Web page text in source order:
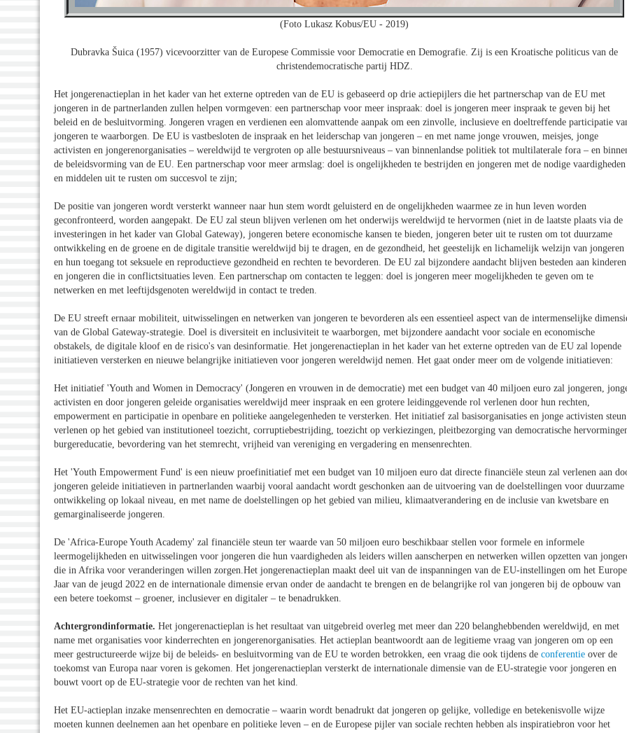
(Foto Lukasz Kobus/EU - 2019)
Dubravka Šuica (1957) vicevoorzitter van de Europese Commissie voor Democratie en Demografie. Zij is een Kroatische politicus van de
christendemocratische partij HDZ.
Het jongerenactieplan in het kader van het externe optreden van de EU is gebaseerd op drie actiepijlers die het partnerschap van de EU met
jongeren in de partnerlanden zullen helpen vormgeven: een partnerschap voor meer inspraak: doel is jongeren meer inspraak te geven bij het
beleid en de besluitvorming. Jongeren vragen en verdienen een alomvattende aanpak om een zinvolle, inclusieve en doeltreffende participatie
jongeren te waarborgen. De EU is vastbesloten de inspraak en het leiderschap van jongeren – en met name jonge vrouwen, meisjes, jonge
activisten en jongerenorganisaties – wereldwijd te vergroten op alle bestuursniveaus – van binnenlandse politiek tot multilaterale fora – en
de beleidsvorming van de EU. Een partnerschap voor meer armslag: doel is ongelijkheden te bestrijden en jongeren met de nodige vaardigheden
en middelen uit te rusten om succesvol te zijn;
De positie van jongeren wordt versterkt wanneer naar hun stem wordt geluisterd en de ongelijkheden waarmee ze in hun leven worden
geconfronteerd, worden aangepakt. De EU zal steun blijven verlenen om het onderwijs wereldwijd te hervormen (niet in de laatste plaats via de
investeringen in het kader van Global Gateway), jongeren betere economische kansen te bieden, jongeren beter uit te rusten om tot duurzame
ontwikkeling en de groene en de digitale transitie wereldwijd bij te dragen, en de gezondheid, het geestelijk en lichamelijk welzijn van jongeren
en hun toegang tot seksuele en reproductieve gezondheid en rechten te bevorderen. De EU zal bijzondere aandacht blijven besteden aan kinderen
en jongeren die in conflictsituaties leven. Een partnerschap om contacten te leggen: doel is jongeren meer mogelijkheden te geven om te
netwerken en met leeftijdsgenoten wereldwijd in contact te treden.
De EU streeft ernaar mobiliteit, uitwisselingen en netwerken van jongeren te bevorderen als een essentieel aspect van de intermenselijke
van de Global Gateway-strategie. Doel is diversiteit en inclusiviteit te waarborgen, met bijzondere aandacht voor sociale en economische
obstakels, de digitale kloof en de risico's van desinformatie. Het jongerenactieplan in het kader van het externe optreden van de EU zal lopende
initiatieven versterken en nieuwe belangrijke initiatieven voor jongeren wereldwijd nemen. Het gaat onder meer om de volgende initiatieven:
Het initiatief 'Youth and Women in Democracy' (Jongeren en vrouwen in de democratie) met een budget van 40 miljoen euro zal jongeren,
activisten en door jongeren geleide organisaties wereldwijd meer inspraak en een grotere leidinggevende rol verlenen door hun rechten,
empowerment en participatie in openbare en politieke aangelegenheden te versterken. Het initiatief zal basisorganisaties en jonge activisten steun
verlenen op het gebied van institutioneel toezicht, corruptiebestrijding, toezicht op verkiezingen, pleitbezorging van democratische
burgereducatie, bevordering van het stemrecht, vrijheid van vereniging en vergadering en mensenrechten.
Het 'Youth Empowerment Fund' is een nieuw proefinitiatief met een budget van 10 miljoen euro dat directe financiële steun zal verlenen aan
jongeren geleide initiatieven in partnerlanden waarbij vooral aandacht wordt geschonken aan de uitvoering van de doelstellingen voor duurzame
ontwikkeling op lokaal niveau, en met name de doelstellingen op het gebied van milieu, klimaatverandering en de inclusie van kwetsbare en
gemarginaliseerde jongeren.
De 'Africa-Europe Youth Academy' zal financiële steun ter waarde van 50 miljoen euro beschikbaar stellen voor formele en informele
leermogelijkheden en uitwisselingen voor jongeren die hun vaardigheden als leiders willen aanscherpen en netwerken willen opzetten van
die in Afrika voor veranderingen willen zorgen.Het jongerenactieplan maakt deel uit van de inspanningen van de EU-instellingen om het
Jaar van de jeugd 2022 en de internationale dimensie ervan onder de aandacht te brengen en de belangrijke rol van jongeren bij de opbouw van
een betere toekomst – groener, inclusiever en digitaler – te benadrukken.
Achtergrondinformatie. Het jongerenactieplan is het resultaat van uitgebreid overleg met meer dan 220 belanghebbenden wereldwijd, en met
name met organisaties voor kinderrechten en jongerenorganisaties. Het actieplan beantwoordt aan de legitieme vraag van jongeren om op een
meer gestructureerde wijze bij de beleids- en besluitvorming van de EU te worden betrokken, een vraag die ook tijdens de conferentie over de
toekomst van Europa naar voren is gekomen. Het jongerenactieplan versterkt de internationale dimensie van de EU-strategie voor jongeren en
bouwt voort op de EU-strategie voor de rechten van het kind.
Het EU-actieplan inzake mensenrechten en democratie – waarin wordt benadrukt dat jongeren op gelijke, volledige en betekenisvolle wijze
moeten kunnen deelnemen aan het openbare en politieke leven – en de Europese pijler van sociale rechten hebben als inspiratiebron voor het